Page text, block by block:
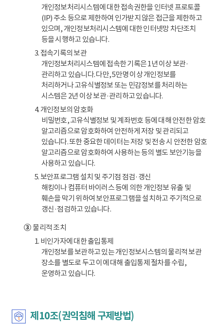
개인정보처리시스템에 대한 접속권한을 인터넷 프로토콜
(IP) 주소 등으로 제한하여 인가받지 않은 접근을 제한하고
있으며, 개인정보처리시스템에 대한 인터넷망 차단조치
등을 시행하고 있습니다.
3. 접속기록의 보관
개인정보처리시스템에 접속한 기록은 1년 이상 보관·
관리하고 있습니다. 다만, 5만명 이상 개인정보를
처리하거나 고유식별정보 또는 민감정보를 처리하는
시스템은 2년 이상 보관·관리하고 있습니다.
4. 개인정보의 암호화
비밀번호, 고유식별정보 및 계좌번호 등에 대해 안전한 암호
알고리즘으로 암호화하여 안전하게 저장 및 관리되고
있습니다. 또한 중요한 데이터는 저장 및 전송 시 안전한 암호
알고리즘으로 암호화하여 사용하는 등의 별도 보안기능을
사용하고 있습니다.
5. 보안프로그램 설치 및 주기점 점검·갱신
해킹이나 컴퓨터 바이러스 등에 의한 개인정보 유출 및
훼손을 막기 위하여 보안프로그램을 설치하고 주기적으로
갱신·점검하고 있습니다.
③물리적 조치
1. 비인가자에 대한 출입통제
개인정보를 보관하고 있는 개인정보시스템의 물리적 보관
장소를 별도로 두고 이에 대해 출입통제 절차를 수립,
운영하고 있습니다.
제10조(권익침해 구제방법)